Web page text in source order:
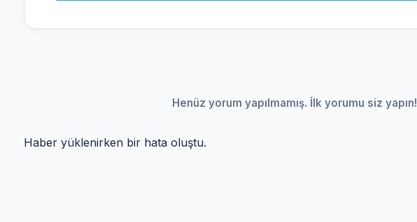
Henüz yorum yapılmamış. İlk yorumu siz yapın!
Haber yüklenirken bir hata oluştu.